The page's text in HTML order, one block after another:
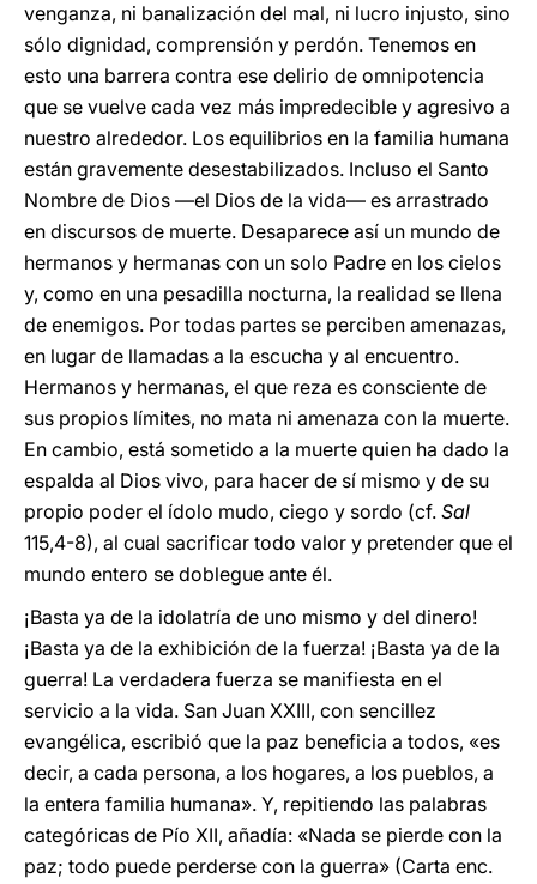
venganza, ni banalización del mal, ni lucro injusto, sino
sólo dignidad, comprensión y perdón. Tenemos en
esto una barrera contra ese delirio de omnipotencia
que se vuelve cada vez más impredecible y agresivo a
nuestro alrededor. Los equilibrios en la familia humana
están gravemente desestabilizados. Incluso el Santo
Nombre de Dios ―el Dios de la vida― es arrastrado
en discursos de muerte. Desaparece así un mundo de
hermanos y hermanas con un solo Padre en los cielos
y, como en una pesadilla nocturna, la realidad se llena
de enemigos. Por todas partes se perciben amenazas,
en lugar de llamadas a la escucha y al encuentro.
Hermanos y hermanas, el que reza es consciente de
sus propios límites, no mata ni amenaza con la muerte.
En cambio, está sometido a la muerte quien ha dado la
espalda al Dios vivo, para hacer de sí mismo y de su
propio poder el ídolo mudo, ciego y sordo (cf. Sal
115,4-8), al cual sacrificar todo valor y pretender que el
mundo entero se doblegue ante él.
¡Basta ya de la idolatría de uno mismo y del dinero!
¡Basta ya de la exhibición de la fuerza! ¡Basta ya de la
guerra! La verdadera fuerza se manifiesta en el
servicio a la vida. San Juan XXIII, con sencillez
evangélica, escribió que la paz beneficia a todos, «es
decir, a cada persona, a los hogares, a los pueblos, a
la entera familia humana». Y, repitiendo las palabras
categóricas de Pío XII, añadía: «Nada se pierde con la
paz; todo puede perderse con la guerra» (Carta enc.